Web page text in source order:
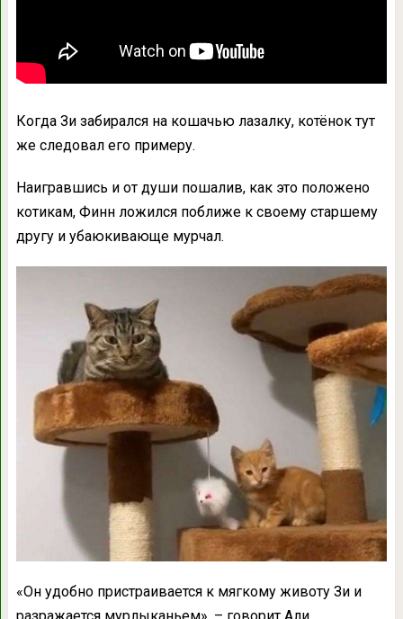
Когда Зи забирался на кошачью лазалку, котёнок тут
же следовал его примеру.
Наигравшись и от души пошалив, как это положено
котикам, Финн ложился поближе к своему старшему
другу и убаюкивающе мурчал.
«Он удобно пристраивается к мягкому животу Зи и